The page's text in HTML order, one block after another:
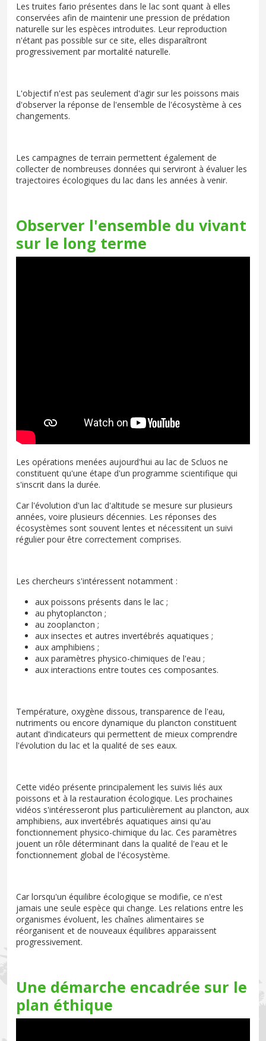
Les truites fario présentes dans le lac sont quant à elles
conservées afin de maintenir une pression de prédation
naturelle sur les espèces introduites. Leur reproduction
n'étant pas possible sur ce site, elles disparaîtront
progressivement par mortalité naturelle.
L'objectif n'est pas seulement d'agir sur les poissons mais
d'observer la réponse de l'ensemble de l'écosystème à ces
changements.
Les campagnes de terrain permettent également de
collecter de nombreuses données qui serviront à évaluer les
trajectoires écologiques du lac dans les années à venir.
Observer l'ensemble du vivant
sur le long terme
Les opérations menées aujourd'hui au lac de Scluos ne
constituent qu'une étape d'un programme scientifique qui
s'inscrit dans la durée.
Car l'évolution d'un lac d'altitude se mesure sur plusieurs
années, voire plusieurs décennies. Les réponses des
écosystèmes sont souvent lentes et nécessitent un suivi
régulier pour être correctement comprises.
Les chercheurs s'intéressent notamment :
aux poissons présents dans le lac ;
au phytoplancton ;
au zooplancton ;
aux insectes et autres invertébrés aquatiques ;
aux amphibiens ;
aux paramètres physico-chimiques de l'eau ;
aux interactions entre toutes ces composantes.
Température, oxygène dissous, transparence de l'eau,
nutriments ou encore dynamique du plancton constituent
autant d'indicateurs qui permettent de mieux comprendre
l'évolution du lac et la qualité de ses eaux.
Cette vidéo présente principalement les suivis liés aux
poissons et à la restauration écologique. Les prochaines
vidéos s'intéresseront plus particulièrement au plancton, aux
amphibiens, aux invertébrés aquatiques ainsi qu'au
fonctionnement physico-chimique du lac. Ces paramètres
jouent un rôle déterminant dans la qualité de l'eau et le
fonctionnement global de l'écosystème.
Car lorsqu'un équilibre écologique se modifie, ce n'est
jamais une seule espèce qui change. Les relations entre les
organismes évoluent, les chaînes alimentaires se
réorganisent et de nouveaux équilibres apparaissent
progressivement.
Une démarche encadrée sur le
plan éthique